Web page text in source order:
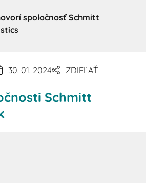
spoločnosť Schmitt
30. 01. 2024 ZDIEĽAŤ
Schmitt